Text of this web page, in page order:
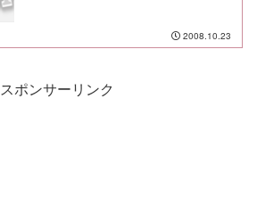
2008.10.23
スポンサーリンク